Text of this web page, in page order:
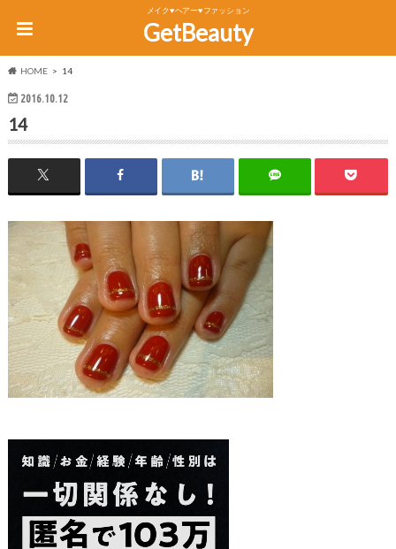
メイク♥ヘアー♥ファッション
GetBeauty
HOME 14
2016.10.12
14